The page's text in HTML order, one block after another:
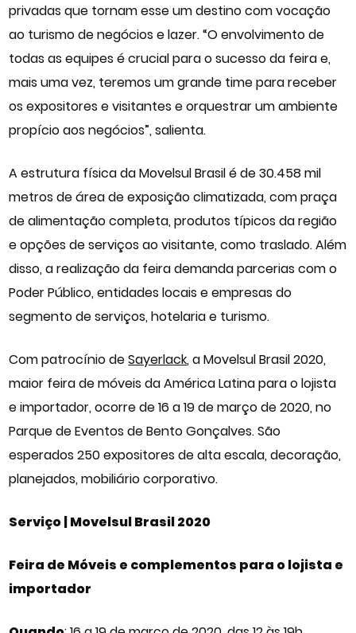
privadas que tornam esse um destino com vocação
ao turismo de negócios e lazer. “O envolvimento de
todas as equipes é crucial para o sucesso da feira e,
mais uma vez, teremos um grande time para receber
os expositores e visitantes e orquestrar um ambiente
propício aos negócios”, salienta.
A estrutura física da Movelsul Brasil é de 30.458 mil
metros de área de exposição climatizada, com praça
de alimentação completa, produtos típicos da região
e opções de serviços ao visitante, como traslado. Além
disso, a realização da feira demanda parcerias com o
Poder Público, entidades locais e empresas do
segmento de serviços, hotelaria e turismo.
Com patrocínio deSayerlack, a Movelsul Brasil 2020,
maior feira de móveis da América Latina para o lojista
e importador, ocorre de 16 a 19 de março de 2020, no
Parque de Eventos de Bento Gonçalves. São
esperados 250 expositores de alta escala, decoração,
planejados, mobiliário corporativo.
Serviço | Movelsul Brasil 2020
Feira de Móveis e complementos para o lojista e
importador